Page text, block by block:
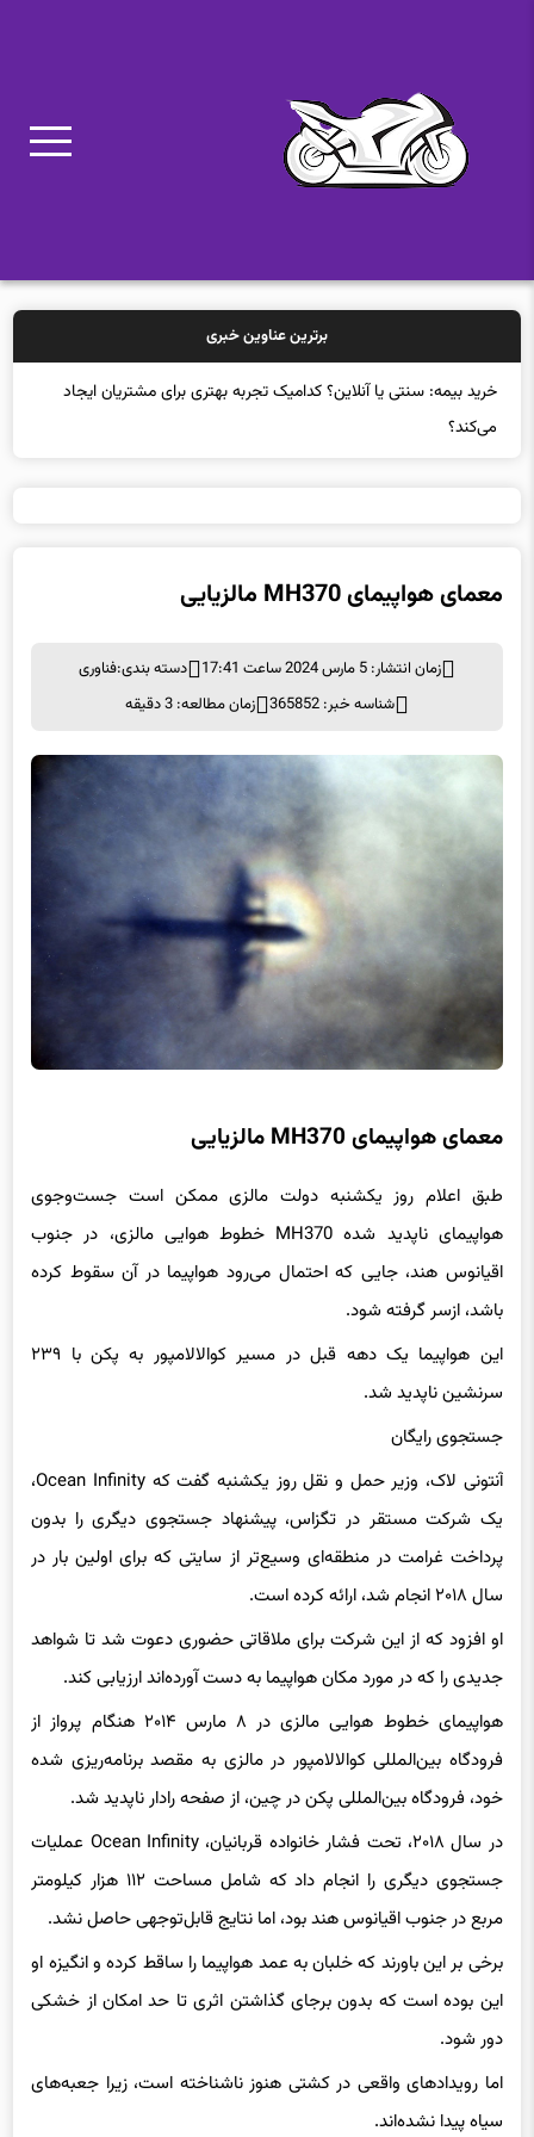
برترین عناوین خبری
خرید بیمه: سنتی یا آنلاین؟ کدامیک تجربه بهتری برای مشتریان ایجاد
می‌کند؟
معمای هواپیمای MH370 مالزیایی
زمان انتشار: 5 مارس 2024 ساعت 17:41 دسته بندی:فناوری
شناسه خبر: 365852
زمان مطالعه: 3 دقیقه
معمای هواپیمای MH370 مالزیایی
طبق اعلام روز یکشنبه دولت مالزی ممکن است جست‌وجوی
هواپیمای ناپدید شده MH370 خطوط هوایی مالزی، در جنوب
اقیانوس هند، جایی که احتمال می‌رود هواپیما در آن سقوط کرده
باشد، ازسر گرفته شود.
این هواپیما یک دهه قبل در مسیر کوالالامپور به پکن با ۲۳۹
سرنشین ناپدید شد.
جستجوی رایگان
آنتونی لاک، وزیر حمل و نقل روز یکشنبه گفت که Ocean Infinity،
یک شرکت مستقر در تگزاس، پیشنهاد جستجوی دیگری را بدون
پرداخت غرامت در منطقه‌ای وسیع‌تر از سایتی که برای اولین بار در
سال ۲۰۱۸ انجام شد، ارائه کرده است.
او افزود که از این شرکت برای ملاقاتی حضوری دعوت شد تا شواهد
جدیدی را که در مورد مکان هواپیما به دست آورده‌اند ارزیابی کند.
هواپیمای خطوط هوایی مالزی در ۸ مارس ۲۰۱۴ هنگام پرواز از
فرودگاه بین‌المللی کوالالامپور در مالزی به مقصد برنامه‌ریزی شده
خود، فرودگاه بین‌المللی پکن در چین، از صفحه رادار ناپدید شد.
در سال ۲۰۱۸، تحت فشار خانواده قربانیان، Ocean Infinity عملیات
جستجوی دیگری را انجام داد که شامل مساحت ۱۱۲ هزار کیلومتر
مربع در جنوب اقیانوس هند بود، اما نتایج قابل‌توجهی حاصل نشد.
برخی بر این باورند که خلبان به عمد هواپیما را ساقط کرده و انگیزه او
این بوده است که بدون برجای گذاشتن اثری تا حد امکان از خشکی
دور شود.
اما رویدادهای واقعی در کشتی هنوز ناشناخته است، زیرا جعبه‌های
سیاه پیدا نشده‌اند.